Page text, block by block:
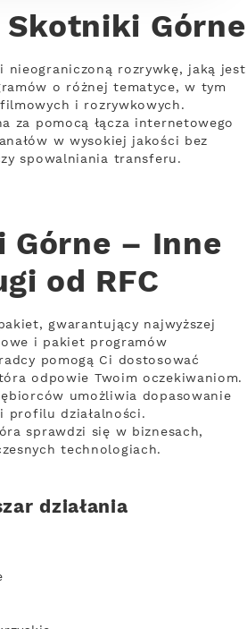
Górne
nieograniczoną rozrywkę, jaką jest
o różnej tematyce, w tym
i rozrywkowych.
za pomocą łącza internetowego
w wysokiej jakości bez
spowalniania transferu.
Górne – Inne
od RFC
gwarantujący najwyższej
i pakiet programów
pomogą Ci dostosować
odpowie Twoim oczekiwaniom.
umożliwia dopasowanie
profilu działalności.
sprawdzi się w biznesach,
technologiach.
działania